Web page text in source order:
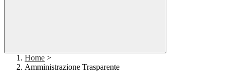
Home >
Amministrazione Trasparente